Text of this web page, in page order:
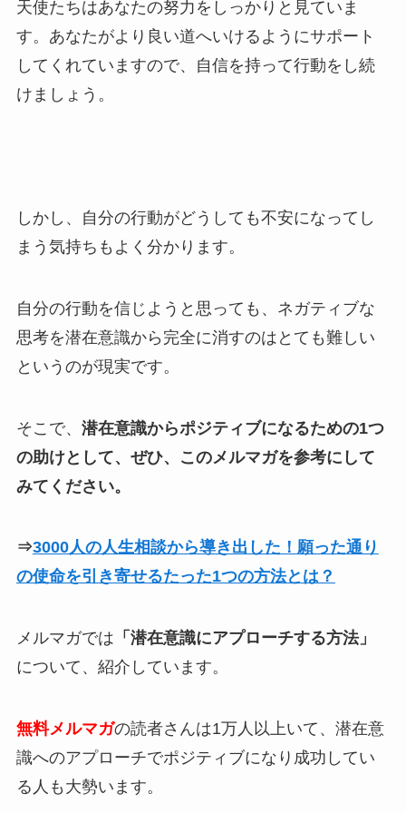
天使たちはあなたの努力をしっかりと見ていま
す。あなたがより良い道へいけるようにサポート
してくれていますので、自信を持って行動をし続
けましょう。
しかし、自分の行動がどうしても不安になってし
まう気持ちもよく分かります。
自分の行動を信じようと思っても、ネガティブな
思考を潜在意識から完全に消すのはとても難しい
というのが現実です。
そこで、 潜在意識からポジティブになるための1つ
の助けとして、ぜひ、このメルマガを参考にして
みてください。
⇒3000人の人生相談から導き出した！願った通り
の使命を引き寄せるたった1つの方法とは？
メルマガでは 「潜在意識にアプローチする方法」
について、紹介しています。
無料メルマガの読者さんは1万人以上いて、潜在意
識へのアプローチでポジティブになり成功してい
る人も大勢います。